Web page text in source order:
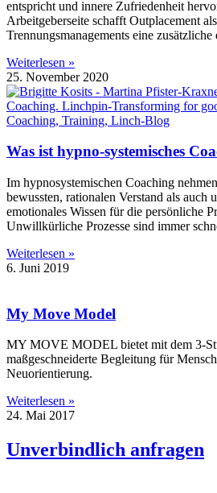
entspricht und innere Zufriedenheit
Arbeitgeberseite schafft Outplacement
Trennungsmanagements eine
Weiterlesen »
25. November 2020
Was ist hypno-systemisches
Im hypnosystemischen Coaching
bewussten, rationalen Verstand als auch
emotionales Wissen für die persönliche
Unwillkürliche Prozesse sind immer
Weiterlesen »
6. Juni 2019
My Move Model
MY MOVE MODEL bietet mit dem 3-
maßgeschneiderte Begleitung für
Neuorientierung.
Weiterlesen »
24. Mai 2017
Unverbindlich anfragen